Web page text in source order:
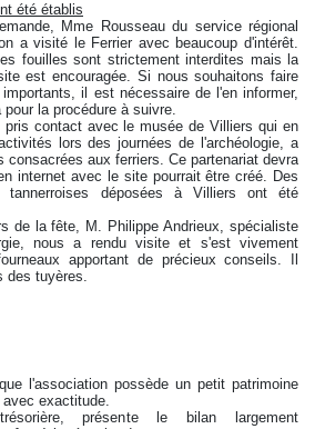
été établis
Mme Rousseau du service régional
a visité le Ferrier avec beaucoup d'intérêt.
fouilles sont strictement interdites mais la
est encouragée. Si nous souhaitons faire
il est nécessaire de l'en informer,
la procédure à suivre.
contact avec le musée de Villiers qui en
lors des journées de l'archéologie, a
consacrées aux ferriers. Ce partenariat devra
internet avec le site pourrait être créé. Des
tannerroises déposées à Villiers ont été
de la fête, M. Philippe Andrieux, spécialiste
nous a rendu visite et s'est vivement
apportant de précieux conseils. Il
des tuyères.
l'association possède un petit patrimoine
exactitude.
présente le bilan largement